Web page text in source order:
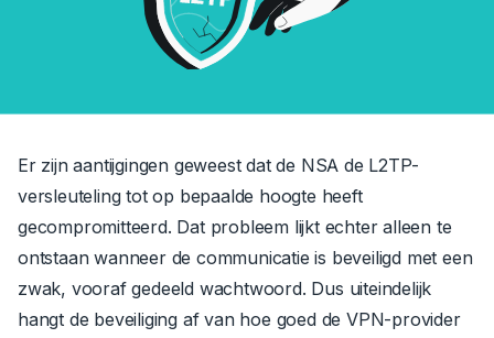
Er zijn aantijgingen geweest dat de NSA de L2TP-
versleuteling tot op bepaalde hoogte heeft
gecompromitteerd. Dat probleem lijkt echter alleen te
ontstaan wanneer de communicatie is beveiligd met een
zwak, vooraf gedeeld wachtwoord. Dus uiteindelijk
hangt de beveiliging af van hoe goed de VPN-provider